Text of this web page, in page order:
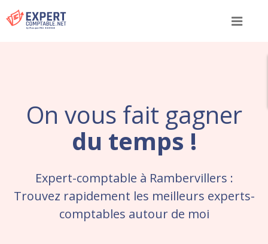
Menu
On vous fait gagner
du temps !
Expert-comptable à Rambervillers :
Trouvez rapidement les meilleurs experts-
comptables autour de moi